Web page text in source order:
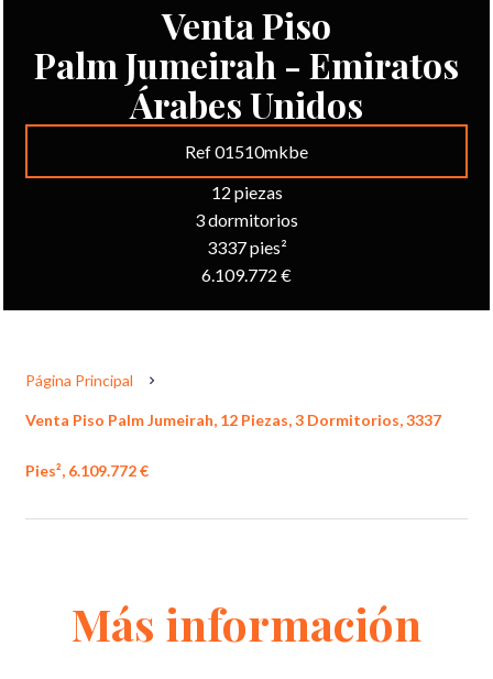
Venta Piso
Palm Jumeirah - Emiratos
Árabes Unidos
Ref 01510mkbe
12 piezas
3 dormitorios
3337 pies²
6.109.772 €
Página Principal
Venta Piso Palm Jumeirah, 12 Piezas, 3 Dormitorios, 3337
Pies², 6.109.772 €
Más información